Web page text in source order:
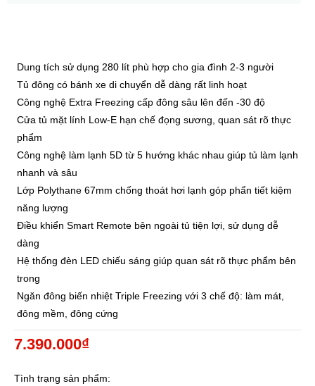
Dung tích sử dụng 280 lít phù hợp cho gia đình 2-3 người
Tủ đông có bánh xe di chuyển dễ dàng rất linh hoạt
Công nghệ Extra Freezing cấp đông sâu lên đến -30 độ
Cửa tủ mặt lính Low-E hạn chế đọng sương, quan sát rõ thực
phẩm
Công nghệ làm lạnh 5D từ 5 hướng khác nhau giúp tủ làm lạnh
nhanh và sâu
Lớp Polythane 67mm chống thoát hơi lạnh góp phẩn tiết kiệm
năng lượng
Điều khiển Smart Remote bên ngoài tủ tiện lợi, sử dụng dễ
dàng
Hệ thống đèn LED chiếu sáng giúp quan sát rõ thực phẩm bên
trong
Ngăn đông biến nhiệt Triple Freezing với 3 chế độ: làm mát,
đông mềm, đông cứng
7.390.000₫
Tình trạng sản phẩm: